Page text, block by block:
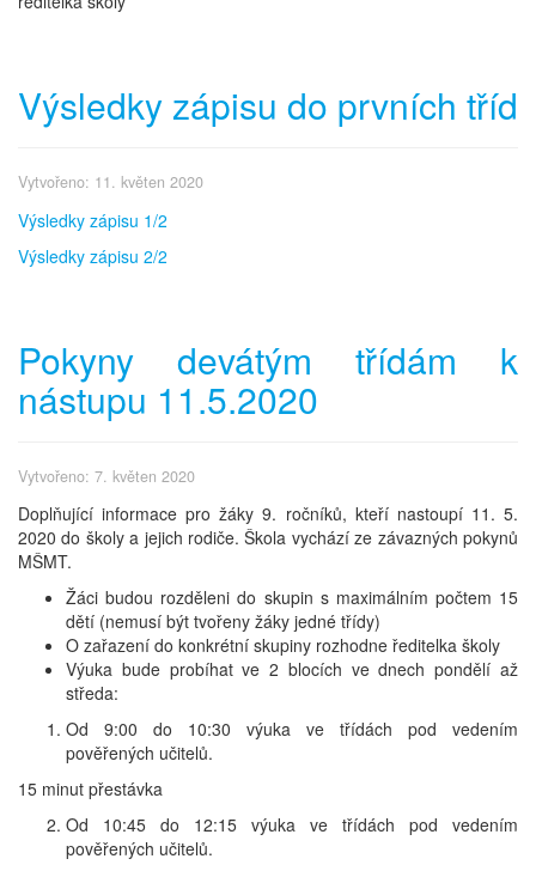
Výsledky zápisu do prvních tříd
Vytvořeno: 11. květen 2020
Výsledky zápisu 1/2
Výsledky zápisu 2/2
Pokyny devátým třídám k
nástupu 11.5.2020
Vytvořeno: 7. květen 2020
Doplňující informace pro žáky 9. ročníků, kteří nastoupí 11. 5.
2020 do školy a jejich rodiče. Škola vychází ze závazných pokynů
MŠMT.
Žáci budou rozděleni do skupin s maximálním počtem 15
dětí (nemusí být tvořeny žáky jedné třídy)
O zařazení do konkrétní skupiny rozhodne ředitelka školy
Výuka bude probíhat ve 2 blocích ve dnech pondělí až
středa:
Od 9:00 do 10:30 výuka ve třídách pod vedením
pověřených učitelů.
15 minut přestávka
Od 10:45 do 12:15 výuka ve třídách pod vedením
pověřených učitelů.